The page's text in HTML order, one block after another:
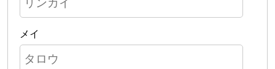
メイ